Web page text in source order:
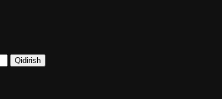
Qidirish